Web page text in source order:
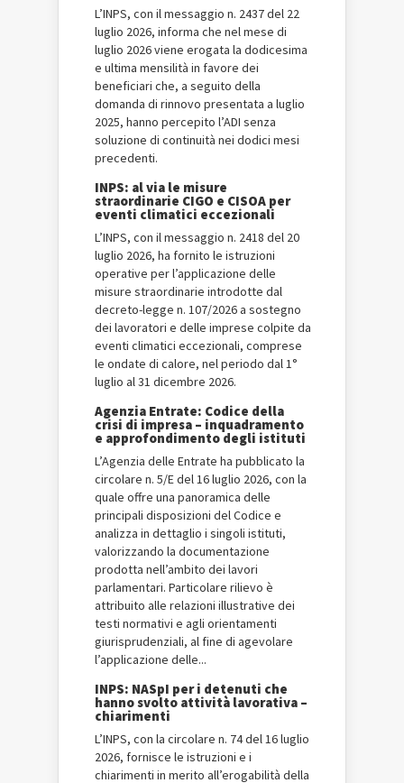
L’INPS, con il messaggio n. 2437 del 22
luglio 2026, informa che nel mese di
luglio 2026 viene erogata la dodicesima
e ultima mensilità in favore dei
beneficiari che, a seguito della
domanda di rinnovo presentata a luglio
2025, hanno percepito l’ADI senza
soluzione di continuità nei dodici mesi
precedenti.
INPS: al via le misure
straordinarie CIGO e CISOA per
eventi climatici eccezionali
L’INPS, con il messaggio n. 2418 del 20
luglio 2026, ha fornito le istruzioni
operative per l’applicazione delle
misure straordinarie introdotte dal
decreto-legge n. 107/2026 a sostegno
dei lavoratori e delle imprese colpite da
eventi climatici eccezionali, comprese
le ondate di calore, nel periodo dal 1°
luglio al 31 dicembre 2026.
Agenzia Entrate: Codice della
crisi di impresa – inquadramento
e approfondimento degli istituti
L’Agenzia delle Entrate ha pubblicato la
circolare n. 5/E del 16 luglio 2026, con la
quale offre una panoramica delle
principali disposizioni del Codice e
analizza in dettaglio i singoli istituti,
valorizzando la documentazione
prodotta nell’ambito dei lavori
parlamentari. Particolare rilievo è
attribuito alle relazioni illustrative dei
testi normativi e agli orientamenti
giurisprudenziali, al fine di agevolare
l’applicazione delle...
INPS: NASpI per i detenuti che
hanno svolto attività lavorativa –
chiarimenti
L’INPS, con la circolare n. 74 del 16 luglio
2026, fornisce le istruzioni e i
chiarimenti in merito all’erogabilità della